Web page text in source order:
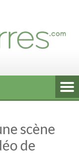
scène
de